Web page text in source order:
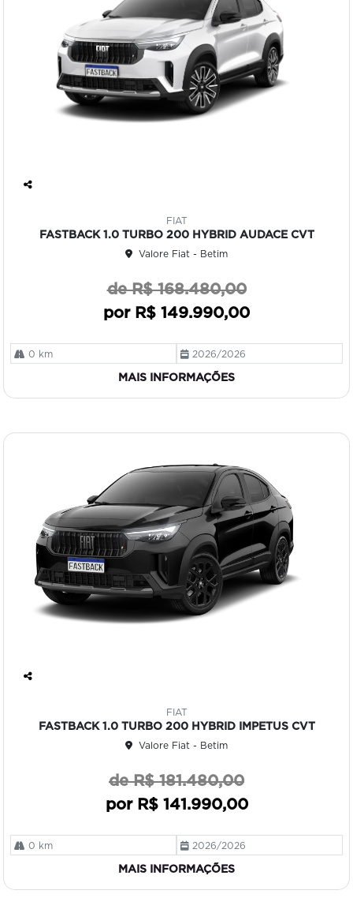
FIAT
FASTBACK 1.0 TURBO 200 HYBRID AUDACE CVT
Valore Fiat - Betim
de R$ 168.480,00
por R$ 149.990,00
0 km 2026/2026
MAIS INFORMAÇÕES
FIAT
FASTBACK 1.0 TURBO 200 HYBRID IMPETUS CVT
Valore Fiat - Betim
de R$ 181.480,00
por R$ 141.990,00
0 km 2026/2026
MAIS INFORMAÇÕES